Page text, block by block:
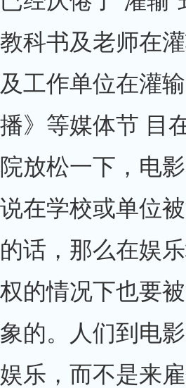
教科书及老师在
工作单位在灌
播》等媒体节
放松一下，电
在学校或单位
话，那么在娱
的情况下也要
的。人们到电
乐，而不是来